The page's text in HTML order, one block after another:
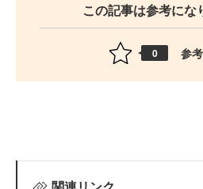
この記事は参考にな
0 参